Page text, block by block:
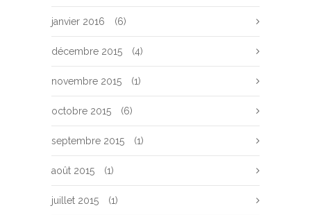
janvier 2016 (6)
décembre 2015 (4)
novembre 2015 (1)
octobre 2015 (6)
septembre 2015 (1)
août 2015 (1)
juillet 2015 (1)